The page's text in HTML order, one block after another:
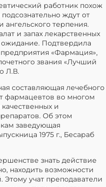
работник похож
ждут от
ангельского терпения.
и запах лекарственных
ожидание. Подтвердила
«Фармация»,
звания «Лучший
Л.В.
составляющая лечебного
фармацевтов во многом
и
Об этом
заведующая
1975 г., Бесараб
знать действие
находить возможности
Этому учат преподаватели